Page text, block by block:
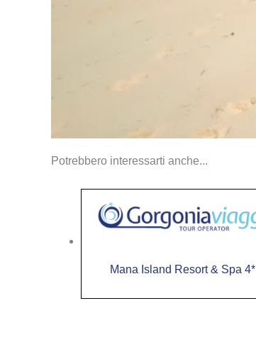
Potrebbero interessarti anche...
Mana Island Resort & Spa 4*